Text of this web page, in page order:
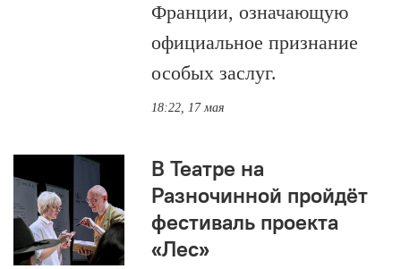
Франции, означающую
официальное признание
особых заслуг.
18:22, 17 мая
В Театре на
Разночинной пройдёт
фестиваль проекта
«Лес»